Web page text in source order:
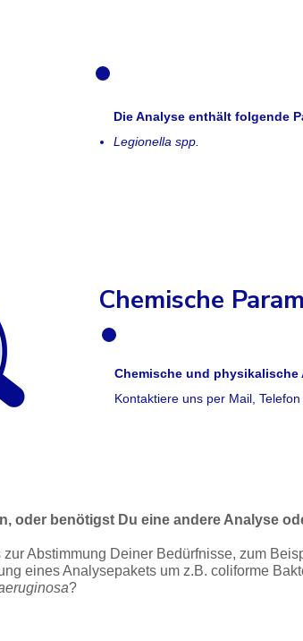
Die Analyse enthält folgende
Legionella spp.
Chemische
Chemische und
Kontaktiere uns per Mail,
oder benötigst Du eine andere Analyse
zur Abstimmung Deiner Bedürfnisse, zum
eines Analysepakets um z.B. coliforme
?